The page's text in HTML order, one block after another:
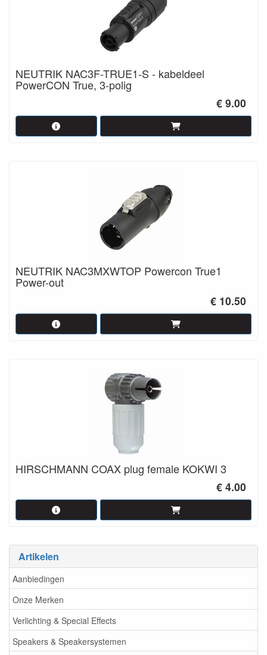
Artikelen
Aanbiedingen
Onze Merken
Verlichting & Special Effects
Speakers & Speakersystemen
NEUTRIK NAC3F-TRUE1-S - kabeldeel
PowerCON True, 3-polig
€ 9.00
NEUTRIK NAC3MXWTOP Powercon True1
Power-out
€ 10.50
HIRSCHMANN COAX plug female KOKWI 3
€ 4.00